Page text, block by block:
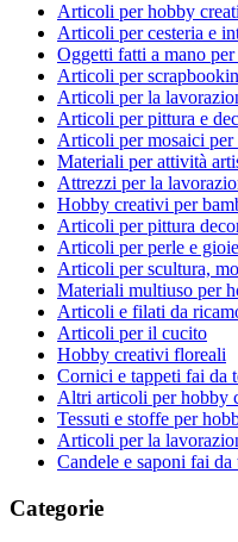
Articoli per hobby
Articoli per cesteria e
Oggetti fatti a mano
Articoli per
Articoli per la
Articoli per pittura e
Articoli per mosaici
Materiali per attività
Attrezzi per la
Hobby creativi per
Articoli per pittura
Articoli per perle e
Articoli per scultura,
Materiali multiuso per
Articoli e filati da
Articoli per il cucito
Hobby creativi floreali
Cornici e tappeti fai da
Altri articoli per hobby
Tessuti e stoffe per
Articoli per la
Candele e saponi fai
Categorie